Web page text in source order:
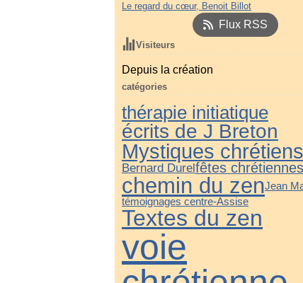
Le regard du cœur, Benoit Billot
Flux RSS
Visiteurs
Depuis la création
catégories
thérapie initiatique
écrits de J Breton
Mystiques chrétiens
Bernard Durelfêtes chrétiennes
chemin du zenJean
témoignages centre-Assise
Textes du zen
voie